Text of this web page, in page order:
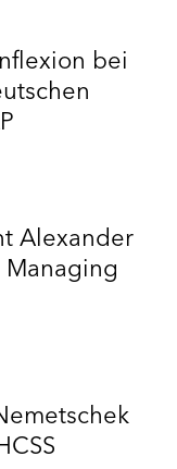
von
IFCO,
bei
Alexander
Managing